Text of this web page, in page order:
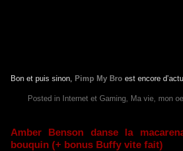
Bon et puis sinon, Pimp My Bro est encore
Posted in Internet et Gaming Ma vie, mon
Amber Benson danse la
bouquin (+ bonus Buffy vite fait)